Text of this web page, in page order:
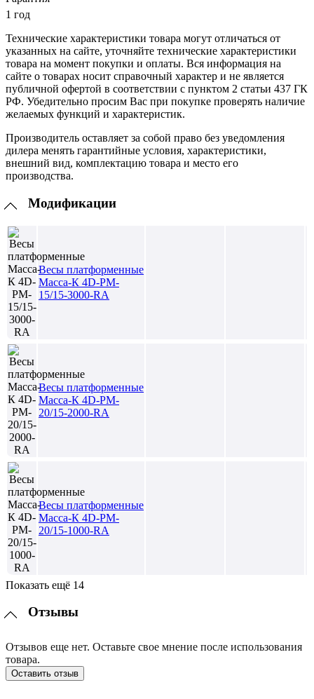
1 год
Технические характеристики товара могут отличаться от
указанных на сайте, уточняйте технические характеристики
товара на момент покупки и оплаты. Вся информация на
сайте о товарах носит справочный характер и не является
публичной офертой в соответствии с пунктом 2 статьи 437 ГК
РФ. Убедительно просим Вас при покупке проверять наличие
желаемых функций и характеристик.
Производитель оставляет за собой право без уведомления
дилера менять гарантийные условия, характеристики,
внешний вид, комплектацию товара и место его
производства.
Модификации
Весы платформенные
Масса-К 4D-PM-
15/15-3000-RA
Весы платформенные
Масса-К 4D-PM-
20/15-2000-RA
Весы платформенные
Масса-К 4D-PM-
20/15-1000-RA
Показать ещё 14
Отзывы
Отзывов еще нет. Оставьте свое мнение после использования
товара.
Оставить отзыв